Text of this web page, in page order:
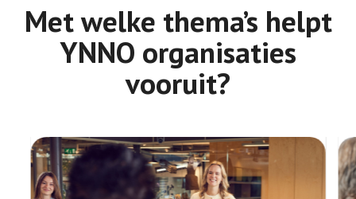
Met welke thema’s helpt
YNNO organisaties
vooruit?